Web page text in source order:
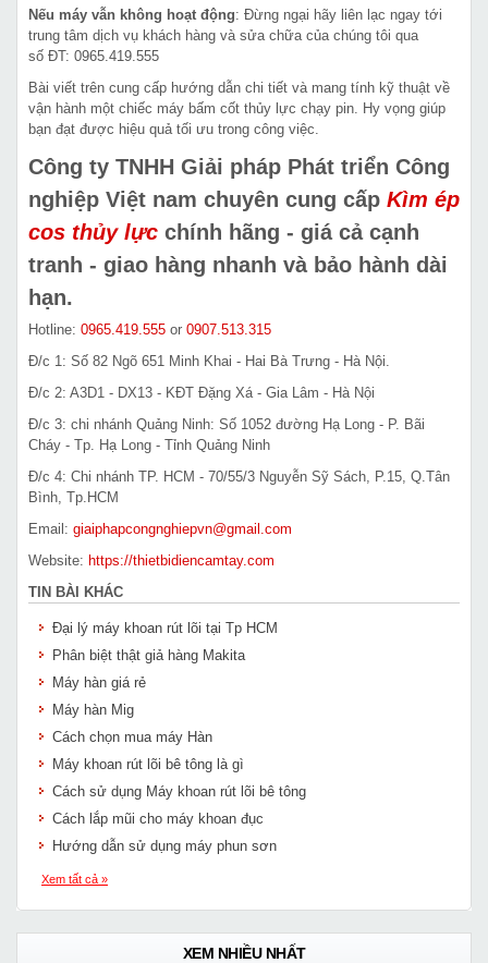
Nếu máy vẫn không hoạt động: Đừng ngại hãy liên lạc ngay tới
trung tâm dịch vụ khách hàng và sửa chữa của chúng tôi qua
số ĐT: 0965.419.555
Bài viết trên cung cấp hướng dẫn chi tiết và mang tính kỹ thuật về
vận hành một chiếc máy bấm cốt thủy lực chạy pin. Hy vọng giúp
bạn đạt được hiệu quả tối ưu trong công việc.
Công ty TNHH Giải pháp Phát triển Công
nghiệp Việt nam chuyên cung cấp Kìm ép
cos thủy lực chính hãng - giá cả cạnh
tranh - giao hàng nhanh và bảo hành dài
hạn.
Hotline: 0965.419.555 or 0907.513.315
Đ/c 1: Số 82 Ngõ 651 Minh Khai - Hai Bà Trưng - Hà Nội.
Đ/c 2: A3D1 - DX13 - KĐT Đặng Xá - Gia Lâm - Hà Nội
Đ/c 3: chi nhánh Quảng Ninh: Số 1052 đường Hạ Long - P. Bãi
Cháy - Tp. Hạ Long - Tỉnh Quảng Ninh
Đ/c 4: Chi nhánh TP. HCM - 70/55/3 Nguyễn Sỹ Sách, P.15, Q.Tân
Bình, Tp.HCM
Email: giaiphapcongnghiepvn@gmail.com
Website: https://thietbidiencamtay.com
TIN BÀI KHÁC
Đại lý máy khoan rút lõi tại Tp HCM
Phân biệt thật giả hàng Makita
Máy hàn giá rẻ
Máy hàn Mig
Cách chọn mua máy Hàn
Máy khoan rút lõi bê tông là gì
Cách sử dụng Máy khoan rút lõi bê tông
Cách lắp mũi cho máy khoan đục
Hướng dẫn sử dụng máy phun sơn
Xem tất cả »
XEM NHIỀU NHẤT